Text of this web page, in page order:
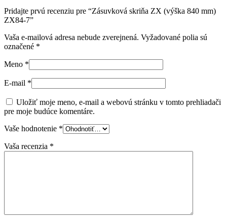
Pridajte prvú recenziu pre “Zásuvková skriňa ZX (výška 840 mm)
ZX84-7”
Vaša e-mailová adresa nebude zverejnená. Vyžadované polia sú
označené *
Meno *
E-mail *
Uložiť moje meno, e-mail a webovú stránku v tomto prehliadači
pre moje budúce komentáre.
Vaše hodnotenie *
Vaša recenzia *